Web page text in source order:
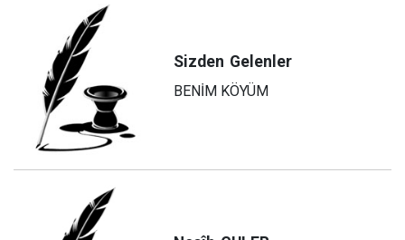
Sizden Gelenler
BENİM KÖYÜM